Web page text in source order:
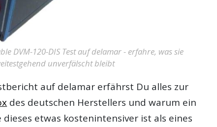
DVM-120-DIS Test auf delamar - erfahre, was sie
unverfälscht bleibt
auf delamar erfährst Du alles zur
des deutschen Herstellers und warum ein
etwas kostenintensiver ist als eines